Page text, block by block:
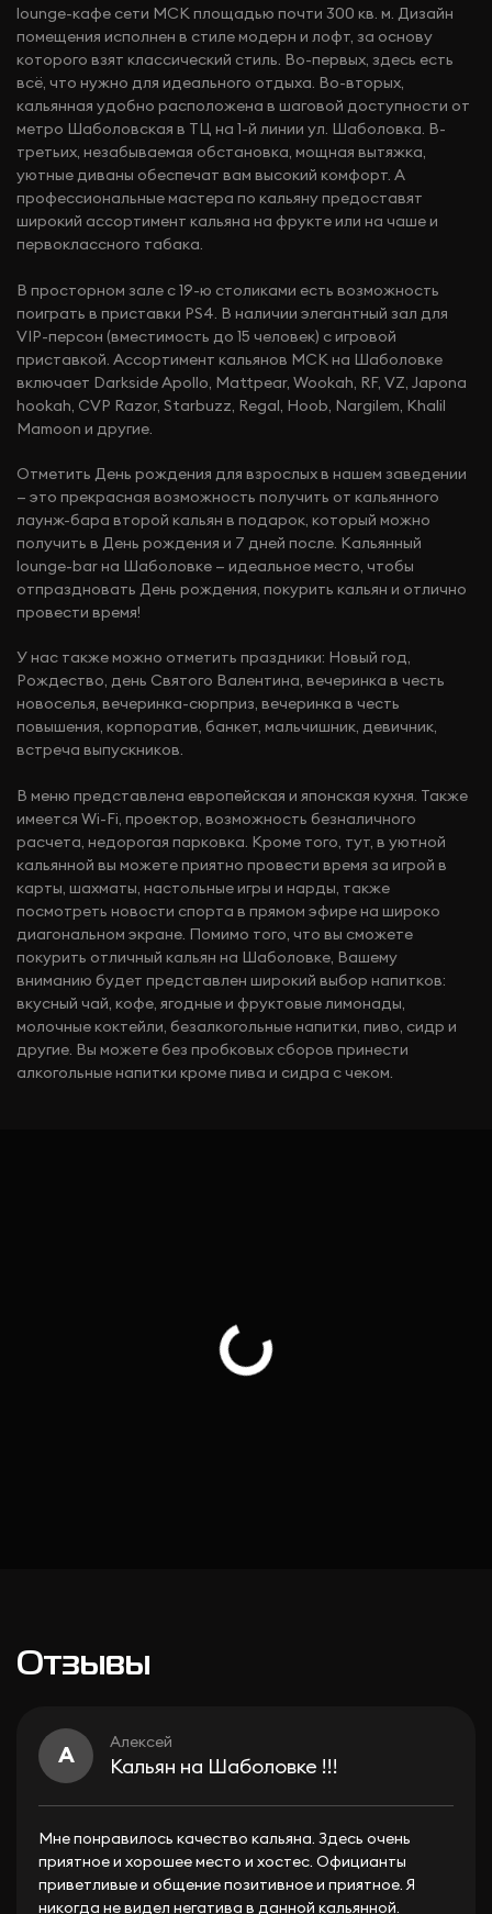
lounge-кафе сети МСК площадью почти 300 кв. м. Дизайн
помещения исполнен в стиле модерн и лофт, за основу
которого взят классический стиль. Во-первых, здесь есть
всё, что нужно для идеального отдыха. Во-вторых,
кальянная удобно расположена в шаговой доступности от
метро Шаболовская в ТЦ на 1-й линии ул. Шаболовка. В-
третьих, незабываемая обстановка, мощная вытяжка,
уютные диваны обеспечат вам высокий комфорт. А
профессиональные мастера по кальяну предоставят
широкий ассортимент кальяна на фрукте или на чаше и
первоклассного табака.
В просторном зале с 19-ю столиками есть возможность
поиграть в приставки PS4. В наличии элегантный зал для
VIP-персон (вместимость до 15 человек) с игровой
приставкой. Ассортимент кальянов МСК на Шаболовке
включает Darkside Apollo, Mattpear, Wookah, RF, VZ, Japona
hookah, CVP Razor, Starbuzz, Regal, Hoob, Nargilem, Khalil
Mamoon и другие.
Отметить День рождения для взрослых в нашем заведении
— это прекрасная возможность получить от кальянного
лаунж-бара второй кальян в подарок, который можно
получить в День рождения и 7 дней после. Кальянный
lounge-bar на Шаболовке — идеальное место, чтобы
отпраздновать День рождения, покурить кальян и отлично
провести время!
У нас также можно отметить праздники: Новый год,
Рождество, день Святого Валентина, вечеринка в честь
новоселья, вечеринка-сюрприз, вечеринка в честь
повышения, корпоратив, банкет, мальчишник, девичник,
встреча выпускников.
В меню представлена европейская и японская кухня. Также
имеется Wi-Fi, проектор, возможность безналичного
расчета, недорогая парковка. Кроме того, тут, в уютной
кальянной вы можете приятно провести время за игрой в
карты, шахматы, настольные игры и нарды, также
посмотреть новости спорта в прямом эфире на широко
диагональном экране. Помимо того, что вы сможете
покурить отличный кальян на Шаболовке, Вашему
вниманию будет представлен широкий выбор напитков:
вкусный чай, кофе, ягодные и фруктовые лимонады,
молочные коктейли, безалкогольные напитки, пиво, сидр и
другие. Вы можете без пробковых сборов принести
алкогольные напитки кроме пива и сидра с чеком.
Отзывы
А
Алексей
Кальян на Шаболовке !!!
Мне понравилось качество кальяна. Здесь очень
приятное и хорошее место и хостес. Официанты
приветливые и общение позитивное и приятное. Я
никогда не видел негатива в данной кальянной.